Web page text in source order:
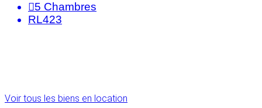
5 Chambres
RL423
Voir tous les biens en location